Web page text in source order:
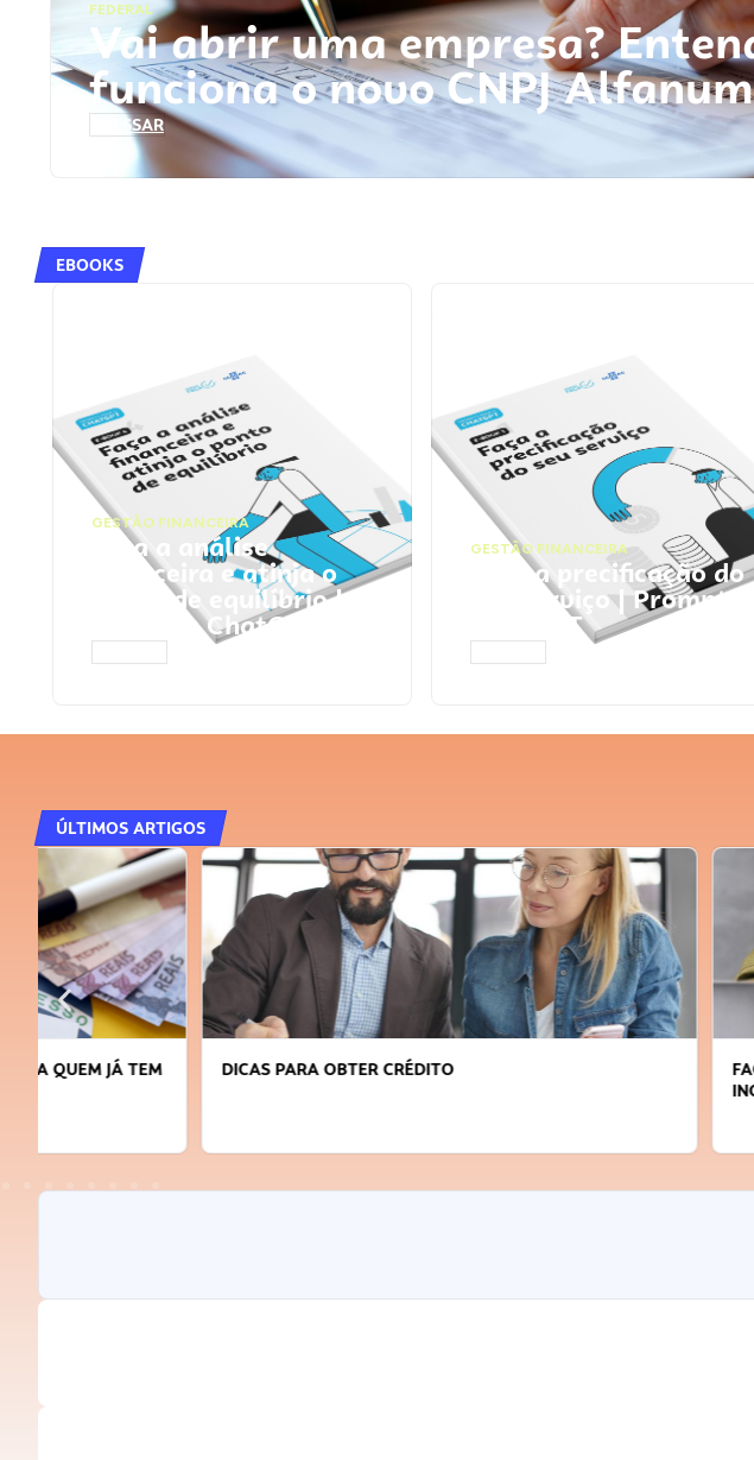
FEDERAL
Vai abrir uma empresa?
funciona o novo CNPJ
ACESSAR
EBOOKS
GESTÃO FINANCEIRA
Faça a análise
financeira e atinja o
ponto de equilíbrio |
Prompts ChatGPT
GESTÃO FINANCEIRA
Faça a precificação do
seu serviço | Prompts
ChatGPT
ÚLTIMOS ARTIGOS
DICAS PARA OBTER CRÉDITO
FAÇA A DIFERENÇA: